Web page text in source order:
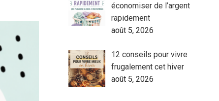
économiser de l’argent
rapidement
août 5, 2026
12 conseils pour vivre
frugalement cet hiver
août 5, 2026